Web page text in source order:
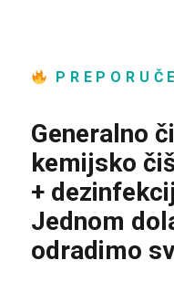
Generalno
kemijsko
+
Jednom
odradimo